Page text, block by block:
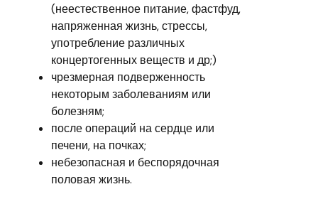
(неестественное питание, фастфуд,
напряженная жизнь, стрессы,
употребление различных
концертогенных веществ и др;)
чрезмерная подверженность
некоторым заболеваниям или
болезням;
после операций на сердце или
печени, на почках;
небезопасная и беспорядочная
половая жизнь.